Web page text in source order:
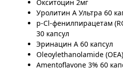
Окситоцин 2мг
Уролитин А Ультра 60
p-Cl-фенилпирацетам
30 капсул
Эринацин А 60 капсул
Oleoylethanolamide
Amentoflavone 3% 60